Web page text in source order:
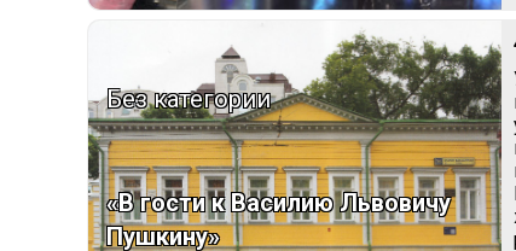
Без категории
«В гости к Василию Львовичу
Пушкину»